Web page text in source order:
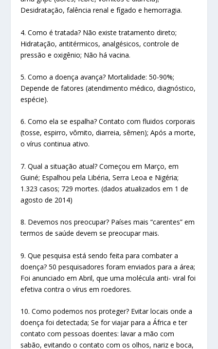
Desidratação, falência renal e fígado e hemorragia.
4. Como é tratada? Não existe tratamento direto;
Hidratação, antitérmicos, analgésicos, controle de
pressão e oxigênio; Não há vacina.
5. Como a doença avança? Mortalidade: 50-90%;
Depende de fatores (atendimento médico, diagnóstico,
espécie).
6. Como ela se espalha? Contato com fluidos corporais
(tosse, espirro, vômito, diarreia, sêmen); Após a morte,
o vírus continua ativo.
7. Qual a situação atual? Começou em Março, em
Guiné; Espalhou pela Libéria, Serra Leoa e Nigéria;
1.323 casos; 729 mortes. (dados atualizados em 1 de
agosto de 2014)
8. Devemos nos preocupar? Países mais “carentes” em
termos de saúde devem se preocupar mais.
9. Que pesquisa está sendo feita para combater a
doença? 50 pesquisadores foram enviados para a área;
Foi anunciado em Abril, que uma molécula anti- viral foi
efetiva contra o vírus em roedores.
10. Como podemos nos proteger? Evitar locais onde a
doença foi detectada; Se for viajar para a África e ter
contato com pessoas doentes: lavar a mão com
sabão, evitando o contato com os olhos, nariz e boca,